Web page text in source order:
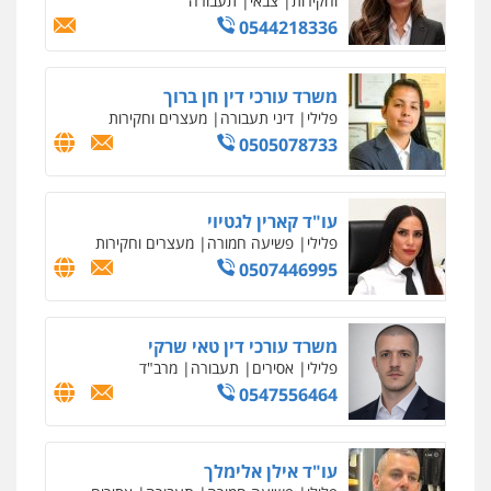
0507446995
משרד עורכי דין טאי שרקי
פלילי אסירים תעבורה מרב"ד
0547556464
עו"ד אילן אלימלך
פלילי פשיעה חמורה תעבורה אסירים
0522992110
עו"ד שאדי נאטור
פלילי פשיעה חמורה מעצרים וחקירות
0509230800
גיל דביר – משרד עורכי דין
פלילי פשיעה כלכלית צווארון לבן